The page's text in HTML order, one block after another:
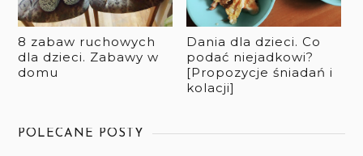
8 zabaw ruchowych
dla dzieci. Zabawy w
domu
Dania dla dzieci. Co
podać niejadkowi?
[Propozycje śniadań i
kolacji]
POLECANE POSTY